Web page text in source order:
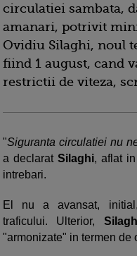
circulatiei sambata,
amanari, potrivit
Ovidiu Silaghi, noul
fiind 1 august, cand
restrictii de viteza,
"Siguranta circulatiei nu
a declarat Silaghi, aflat
intrebari.
El nu a avansat,
traficului. Ulterior,
"armonizate" in termen de